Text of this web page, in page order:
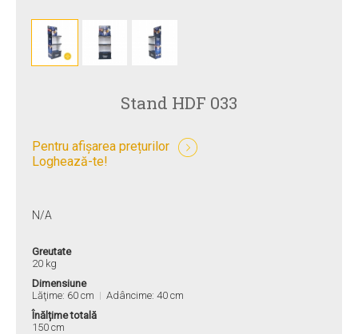
Stand HDF 033
Pentru afișarea prețurilor
Loghează-te!
N/A
Greutate
20 kg
Dimensiune
Lăţime: 60 cm
Adâncime: 40 cm
Înălțime totală
150 cm